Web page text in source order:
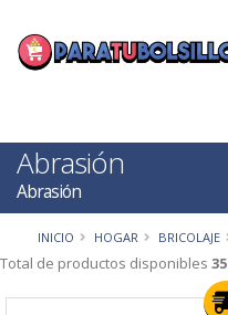
Abrasión
Abrasión
INICIO HOGAR BRICOLAJE
Total de productos disponibles 35